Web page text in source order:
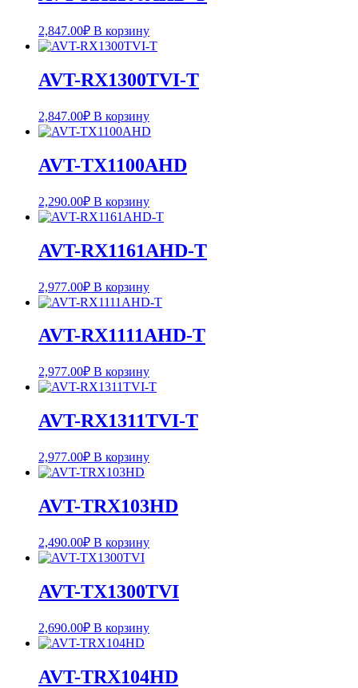
2,847.00₽ В корзину
AVT-RX1300TVI-T
2,847.00₽ В корзину
AVT-TX1100AHD
2,290.00₽ В корзину
AVT-RX1161AHD-T
2,977.00₽ В корзину
AVT-RX1111AHD-T
2,977.00₽ В корзину
AVT-RX1311TVI-T
2,977.00₽ В корзину
AVT-TRX103HD
2,490.00₽ В корзину
AVT-TX1300TVI
2,690.00₽ В корзину
AVT-TRX104HD